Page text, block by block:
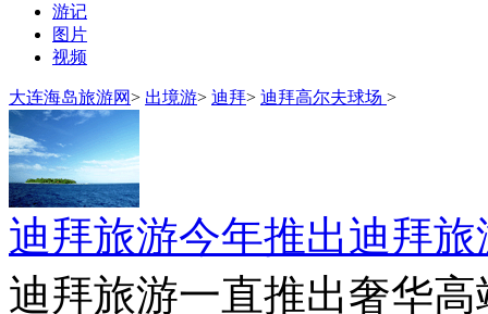
游记
图片
视频
大连海岛旅游网> 出境游> 迪拜> 迪拜高尔夫球场 >
迪拜旅游今年推出迪拜
迪拜旅游一直推出奢华